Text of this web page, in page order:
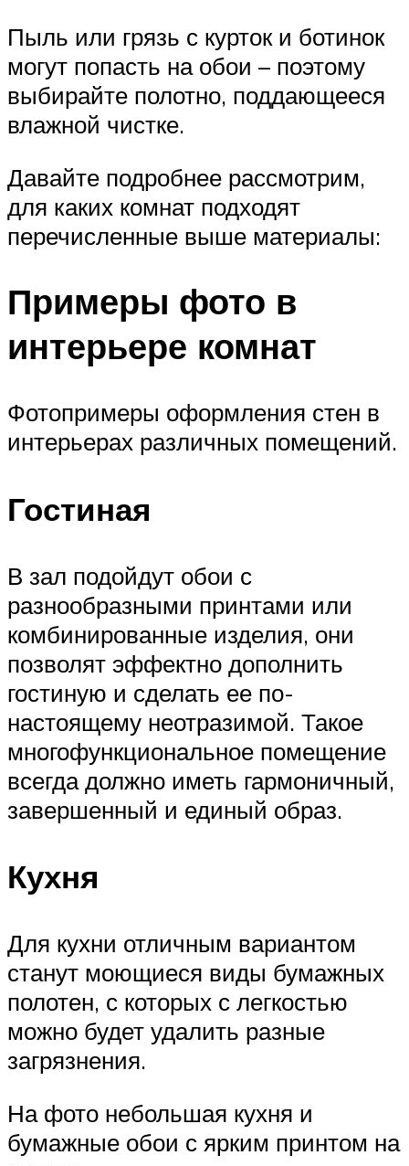
Пыль или грязь с курток и ботинок
могут попасть на обои – поэтому
выбирайте полотно, поддающееся
влажной чистке.
Давайте подробнее рассмотрим,
для каких комнат подходят
перечисленные выше материалы:
Примеры фото в
интерьере комнат
Фотопримеры оформления стен в
интерьерах различных помещений.
Гостиная
В зал подойдут обои с
разнообразными принтами или
комбинированные изделия, они
позволят эффектно дополнить
гостиную и сделать ее по-
настоящему неотразимой. Такое
многофункциональное помещение
всегда должно иметь гармоничный,
завершенный и единый образ.
Кухня
Для кухни отличным вариантом
станут моющиеся виды бумажных
полотен, с которых с легкостью
можно будет удалить разные
загрязнения.
На фото небольшая кухня и
бумажные обои с ярким принтом на